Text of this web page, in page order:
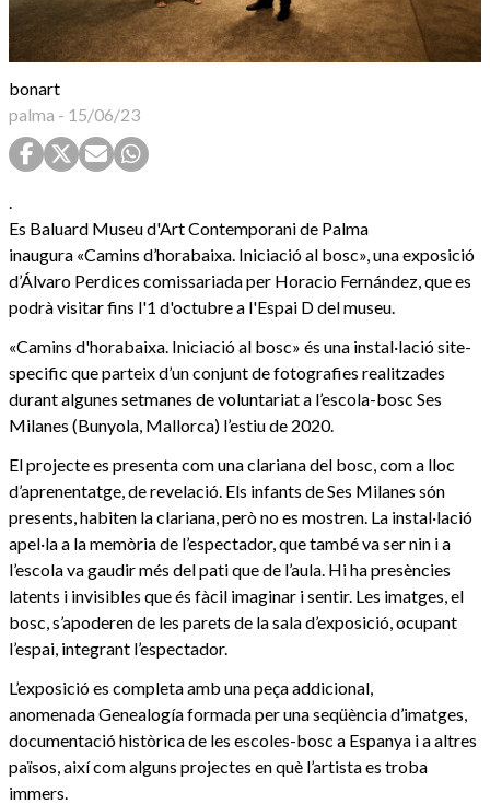
bonart
palma - 15/06/23
Es Baluard Museu d'Art Contemporani de Palma
inaugura «Camins d’horabaixa. Iniciació al bosc», una exposició
d’Álvaro Perdices comissariada per Horacio Fernández, que es
podrà visitar fins l'1 d'octubre a l'Espai D del museu.
«Camins d'horabaixa. Iniciació al bosc» és una instal·lació site-
specific que parteix d’un conjunt de fotografies realitzades
durant algunes setmanes de voluntariat a l’escola-bosc Ses
Milanes (Bunyola, Mallorca) l’estiu de 2020.
El projecte es presenta com una clariana del bosc, com a lloc
d’aprenentatge, de revelació. Els infants de Ses Milanes són
presents, habiten la clariana, però no es mostren. La instal·lació
apel·la a la memòria de l’espectador, que també va ser nin i a
l’escola va gaudir més del pati que de l’aula. Hi ha presències
latents i invisibles que és fàcil imaginar i sentir. Les imatges, el
bosc, s’apoderen de les parets de la sala d’exposició, ocupant
l’espai, integrant l’espectador.
L’exposició es completa amb una peça addicional,
anomenada Genealogía formada per una seqüència d’imatges,
documentació històrica de les escoles-bosc a Espanya i a altres
països, així com alguns projectes en què l’artista es troba
immers.